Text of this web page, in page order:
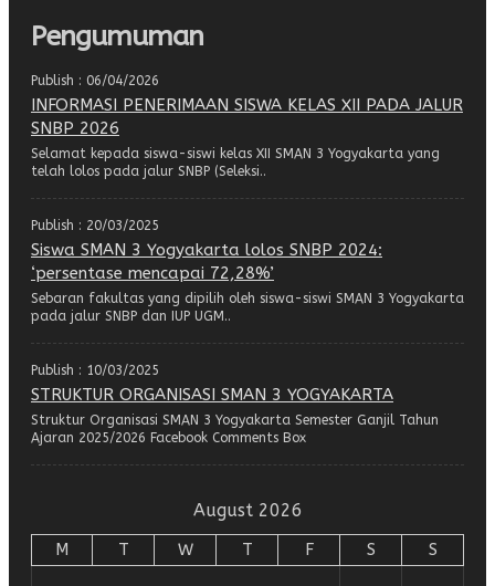
Pengumuman
Publish : 06/04/2026
INFORMASI PENERIMAAN SISWA KELAS XII PADA JALUR
SNBP 2026
Selamat kepada siswa-siswi kelas XII SMAN 3 Yogyakarta yang
telah lolos pada jalur SNBP (Seleksi..
Publish : 20/03/2025
Siswa SMAN 3 Yogyakarta lolos SNBP 2024:
‘persentase mencapai 72,28%’
Sebaran fakultas yang dipilih oleh siswa-siswi SMAN 3 Yogyakarta
pada jalur SNBP dan IUP UGM..
Publish : 10/03/2025
STRUKTUR ORGANISASI SMAN 3 YOGYAKARTA
Struktur Organisasi SMAN 3 Yogyakarta Semester Ganjil Tahun
Ajaran 2025/2026 Facebook Comments Box
August 2026
M T W T F S S